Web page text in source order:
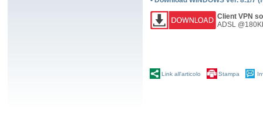
Client VPN
ADSL
Link all'articolo Stampa